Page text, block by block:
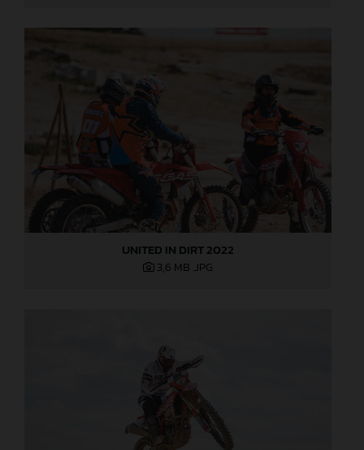
UNITED IN DIRT 2022
3,6 MB .JPG